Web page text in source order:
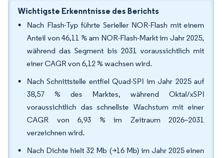
Wichtigste Erkenntnisse des Berichts
Nach Flash-Typ führte Serieller NOR-Flash mit einem
Anteil von 46,11 % am NOR-Flash-Markt im Jahr 2025,
während das Segment bis 2031 voraussichtlich mit
einer CAGR von 6,12 % wachsen wird.
Nach Schnittstelle entfiel Quad-SPI im Jahr 2025 auf
38,57 % des Marktes, während Oktal/xSPI
voraussichtlich das schnellste Wachstum mit einer
CAGR von 6,93 % im Zeitraum 2026–2031
verzeichnen wird.
Nach Dichte hielt 32 Mb (>16 Mb) im Jahr 2025 einen